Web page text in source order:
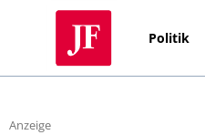
Politik
Anzeige